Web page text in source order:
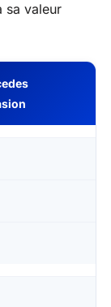
sa valeur